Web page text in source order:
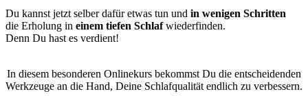
Du kannst jetzt selber dafür etwas tun und in wenigen Schritten
die Erholung in einem tiefen Schlafwiederfinden.
Denn Du hast es verdient!
In diesem besonderen Onlinekurs bekommst Du die entscheidenden
Werkzeuge an die Hand, Deine Schlafqualität endlich zu verbessern.